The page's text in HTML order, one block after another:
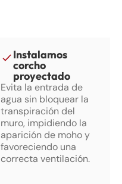
Instalamos
corcho
proyectado
Evita la entrada de
agua sin bloquear la
transpiración del
muro, impidiendo la
aparición de moho y
favoreciendo una
correcta ventilación.